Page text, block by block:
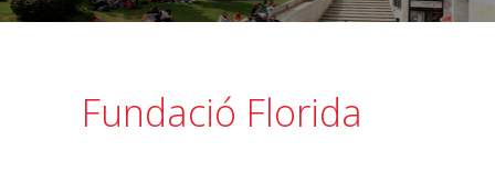
Fundació Florida